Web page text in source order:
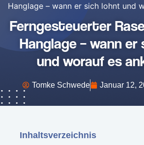
Hanglage – wann er sich lohnt und
Ferngesteuerter
Hanglage – wann
und worauf es
Tomke Schwede Januar 12,
Inhaltsverzeichnis